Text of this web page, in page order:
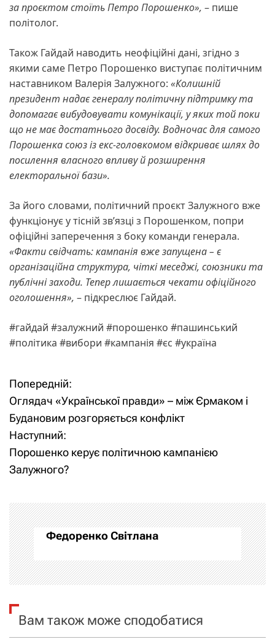
за проєктом стоїть Петро Порошенко», – пише
політолог.
Також Гайдай наводить неофіційні дані, згідно з
якими саме Петро Порошенко виступає політичним
наставником Валерія Залужного: «Колишній
президент надає генералу політичну підтримку та
допомагає вибудовувати комунікації, у яких той поки
що не має достатнього досвіду. Водночас для самого
Порошенка союз із екс-головкомом відкриває шлях до
посилення власного впливу й розширення
електоральної бази».
За його словами, політичний проєкт Залужного вже
функціонує у тісній зв’язці з Порошенком, попри
офіційні заперечення з боку команди генерала.
«Факти свідчать: кампанія вже запущена – є
організаційна структура, чіткі меседжі, союзники та
публічні заходи. Тепер лишається чекати офіційного
оголошення», – підкреслює Гайдай.
#гайдай #залужний #порошенко #пашинський
#політика #вибори #кампанія #єс #україна
Н
а
в
і
а
ц
і
Попередній:
Оглядач «Української правди» – між Єрмаком і
Будановим розгоряється конфлікт
Наступний:
Порошенко керує політичною кампанією
Залужного?
Федоренко Світлана
Вам також може сподобатися